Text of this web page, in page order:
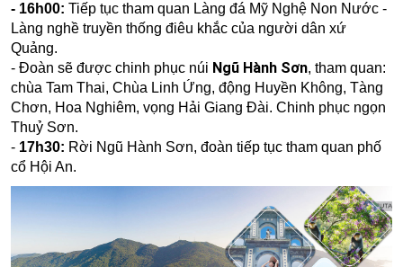
- 16h00: Tiếp tục tham quan Làng đá Mỹ Nghệ Non Nước-
Làng nghề truyền thống điêu khắc của người dân xứ
Quảng.
- Đoàn sẽ được chinh phục núi Ngũ Hành Sơn, tham quan:
chùa Tam Thai, Chùa Linh Ứng, động Huyền Không, Tàng
Chơn, Hoa Nghiêm, vọng Hải Giang Đài. Chinh phục ngọn
Thuỷ Sơn.
- 17h30: Rời Ngũ Hành Sơn, đoàn tiếp tục tham quan phố
cổ Hội An.